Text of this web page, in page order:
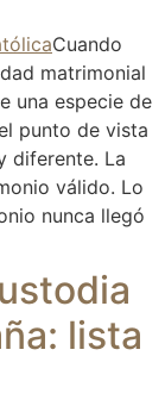
Cuando
matrimonial
una especie de
punto de vista
diferente. La
válido. Lo
nunca llegó
lista